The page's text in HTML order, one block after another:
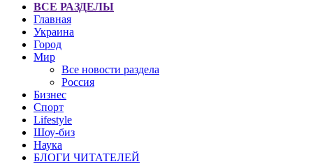
ВСЕ РАЗДЕЛЫ
Главная
Украина
Город
Мир
Все новости раздела
Россия
Бизнес
Спорт
Lifestyle
Шоу-биз
Наука
БЛОГИ ЧИТАТЕЛЕЙ